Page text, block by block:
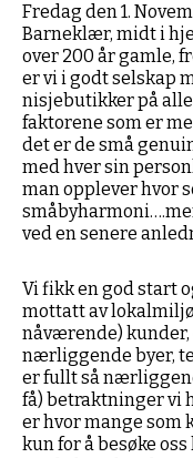
Fredag den 1.
Barneklær, midt i
over 200 år gamle,
er vi i godt selskap
nisjebutikker på alle
faktorene som er
det er de små
med hver sin
man opplever hvor
ved en senere
Vi fikk en god start
mottatt av
nåværende) kunder,
nærliggende byer,
er fullt så
få) betraktninger vi
er hvor mange som
kun for å besøke